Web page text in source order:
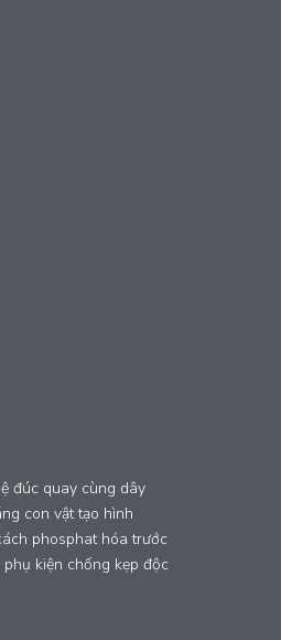
đúc quay cùng dây
con vật tạo hình
phosphat hóa trước
kiện chống kẹp độc